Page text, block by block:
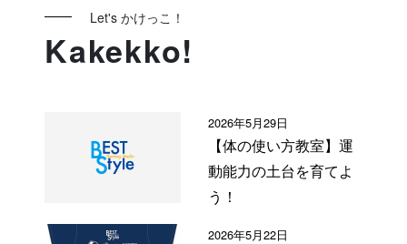
Let's かけっこ！
Kakekko!
2026年5月29日
【体の使い方教室】運
動能力の土台を育てよ
う！
2026年5月22日